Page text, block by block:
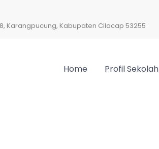
Karangpucung, Kabupaten Cilacap 53255
Home Profil Sekolah